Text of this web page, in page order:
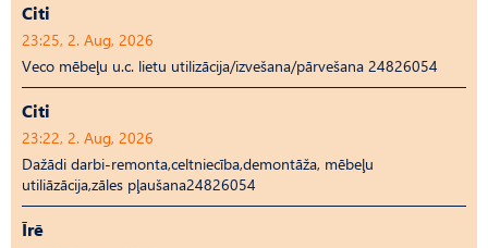
Citi
23:25, 2. Aug, 2026
Veco mēbeļu u.c. lietu utilizācija/izvešana/pārvešana 24826054
Citi
23:22, 2. Aug, 2026
Dažādi darbi-remonta,celtniecība,demontāža, mēbeļu
utiliāzācija,zāles pļaušana24826054
Īrē